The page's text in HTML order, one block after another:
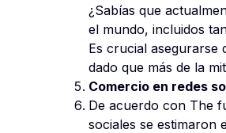
¿Sabías que
el mundo, incluidos
Es crucial asegurarse
dado que más de la
Comercio en redes
De acuerdo con The
sociales se estimaron